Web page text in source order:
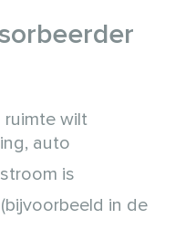
ruimte wilt
auto
is
in de